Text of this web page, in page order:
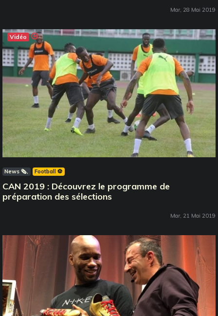
Mar, 28 Mai 2019
Vidéo
News 🗞️ Football ⚽️
CAN 2019 : Découvrez le programme de
préparation des sélections
Mar, 21 Mai 2019